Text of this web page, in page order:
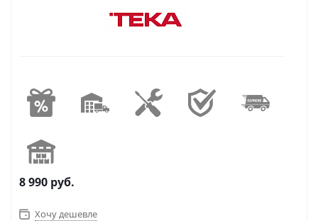
8 990 руб.
Хочу дешевле